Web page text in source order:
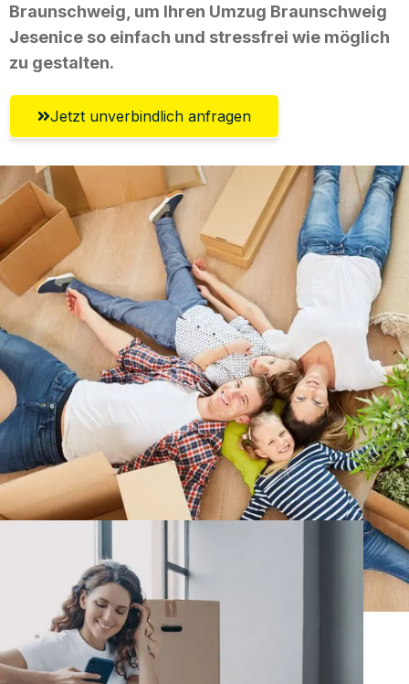
Braunschweig, um Ihren Umzug Braunschweig
Jesenice so einfach und stressfrei wie möglich
zu gestalten.
Jetzt unverbindlich anfragen